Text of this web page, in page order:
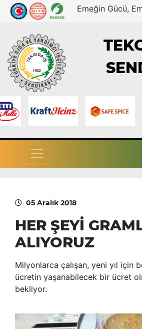
Emeğin Gücü,
05 Aralık 2018
HER ŞEYİ
ALIYORUZ
Milyonlarca çalışan, yeni yıl için
ücretin yaşanabilecek bir ücret
bekliyor.